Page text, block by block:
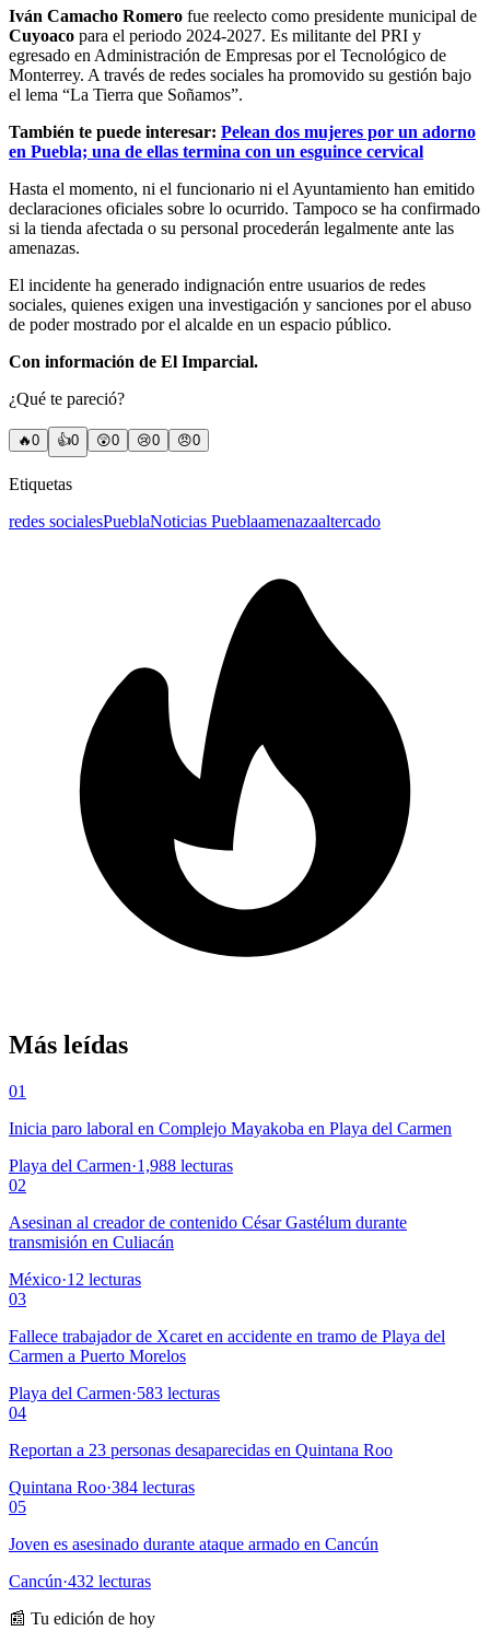
Iván Camacho Romero fue reelecto como presidente municipal de
Cuyoaco para el periodo 2024-2027. Es militante del PRI y
egresado en Administración de Empresas por el Tecnológico de
Monterrey. A través de redes sociales ha promovido su gestión bajo
el lema “La Tierra que Soñamos”.
También te puede interesar: Pelean dos mujeres por un adorno
en Puebla; una de ellas termina con un esguince cervical
Hasta el momento, ni el funcionario ni el Ayuntamiento han emitido
declaraciones oficiales sobre lo ocurrido. Tampoco se ha confirmado
si la tienda afectada o su personal procederán legalmente ante las
amenazas.
El incidente ha generado indignación entre usuarios de redes
sociales, quienes exigen una investigación y sanciones por el abuso
de poder mostrado por el alcalde en un espacio público.
Con información de El Imparcial.
¿Qué te pareció?
🔥0 👍0 😲0 😢0 😠0
Etiquetas
redes socialesPueblaNoticias Pueblaamenazaaltercado
Más leídas
01
Inicia paro laboral en Complejo Mayakoba en Playa del Carmen
Playa del Carmen·1,988 lecturas
02
Asesinan al creador de contenido César Gastélum durante
transmisión en Culiacán
México·12 lecturas
03
Fallece trabajador de Xcaret en accidente en tramo de Playa del
Carmen a Puerto Morelos
Playa del Carmen·583 lecturas
04
Reportan a 23 personas desaparecidas en Quintana Roo
Quintana Roo·384 lecturas
05
Joven es asesinado durante ataque armado en Cancún
Cancún·432 lecturas
📰 Tu edición de hoy